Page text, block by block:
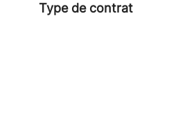
Type de contrat